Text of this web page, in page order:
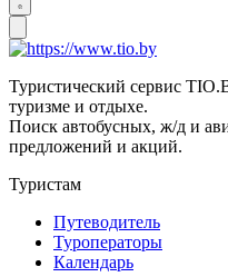
Туристический сервис
туризме и отдыхе.
Поиск автобусных, ж/д и
предложений и акций.
Туристам
Путеводитель
Туроператоры
Календарь